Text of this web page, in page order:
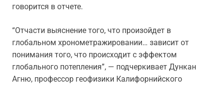
говорится в отчете.
“Отчасти выяснение того, что произойдет в
глобальном хронометражировании… зависит от
понимания того, что происходит с эффектом
глобального потепления”, — подчеркивает Дункан
Агню, профессор геофизики Калифорнийского